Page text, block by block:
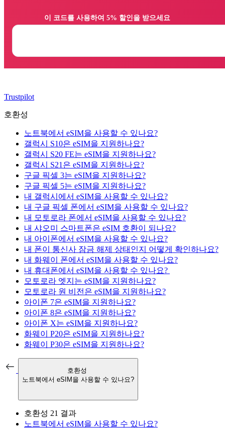
Trustpilot
호환성
노트북에서 eSIM을 사용할 수 있나요?
갤럭시 S10은 eSIM을 지원하나요?
갤럭시 S20 FE는 eSIM을 지원하나요?
갤럭시 S21은 eSIM을 지원하나요?
구글 픽셀 3는 eSIM을 지원하나요?
구글 픽셀 5는 eSIM을 지원하나요?
내 갤럭시에서 eSIM을 사용할 수 있나요?
내 구글 픽셀 폰에서 eSIM을 사용할 수 있나요?
내 모토로라 폰에서 eSIM을 사용할 수 있나요?
내 샤오미 스마트폰은 eSIM 호환이 되나요?
내 아이폰에서 eSIM을 사용할 수 있나요?
내 폰이 통신사 잠금 해제 상태인지 어떻게 확인하나요?
내 화웨이 폰에서 eSIM을 사용할 수 있나요?
내 휴대폰에서 eSIM을 사용할 수 있나요?
모토로라 엣지는 eSIM을 지원하나요?
모토로라 원 비전은 eSIM을 지원하나요?
아이폰 7은 eSIM을 지원하나요?
아이폰 8은 eSIM을 지원하나요?
아이폰 X는 eSIM을 지원하나요?
화웨이 P20은 eSIM을 지원하나요?
화웨이 P30은 eSIM을 지원하나요?
호환성
노트북에서 eSIM을 사용할 수 있나요?
호환성 21 결과
노트북에서 eSIM을 사용할 수 있나요?